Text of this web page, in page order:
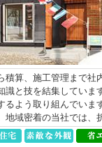
積算、施工管理まで
識と技を結集してい
るよう取り組んでい
地域密着の当社では